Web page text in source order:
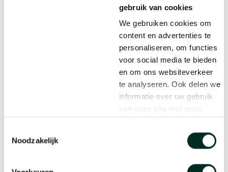
gebruik van cookies
We gebruiken cookies om
content en advertenties te
personaliseren, om functies
voor social media te bieden
en om ons websiteverkeer
te analyseren. Ook delen we
informatie over uw gebruik
van onze site met onze
adverteren en analyse.
Deze partners kunnen deze
andere informatie die u aan
Noodzakelijk
ZKN-keurmerk beschikken.